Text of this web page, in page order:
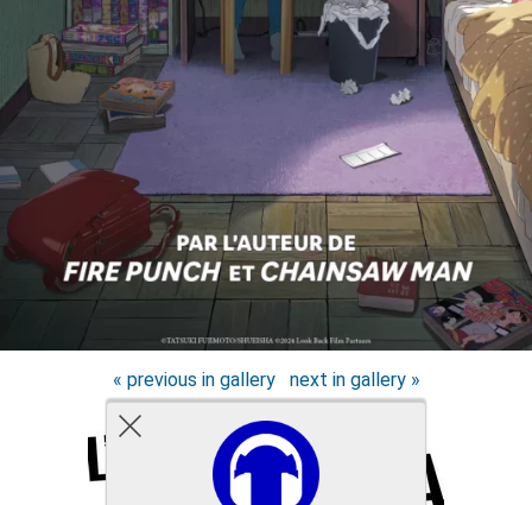
« previous in gallery next in gallery »